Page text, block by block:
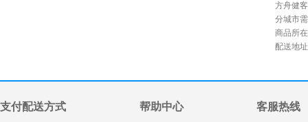
方舟健
分城市
商品所
配送地
支付配送方式 帮助中心 客服热线